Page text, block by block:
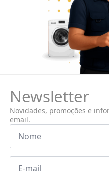
Newsletter
Novidades, promoções e
email.
Nome
Email